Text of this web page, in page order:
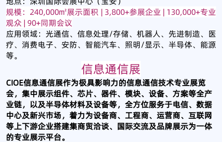
规模：240,000㎡展示面积 | 3,800+参展企业 | 130,000+专业
观众 | 90+同期会议
应用领域：光通信、信息处理/存储、机器人、先进制造、医
疗、消费电子、安防、智能汽车、照明/显示、半导体、能源
等。
信息通信展
CIOE信息通信展作为极具影响力的信息通信技术专业展览
会，集中展示组件、芯片、器件、模块、设备、方案等全产
业链，以及半导体材料及设备等，全方位服务于电信、数据
中心及新兴市场，着力为设备商、工程商、运营商、互联网
等上下游企业搭建集商贸洽谈、国际交流及品牌展示为一体
的专业展示平台。